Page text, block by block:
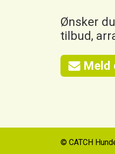
Ønsker
tilbud,
Meld
© CATCH